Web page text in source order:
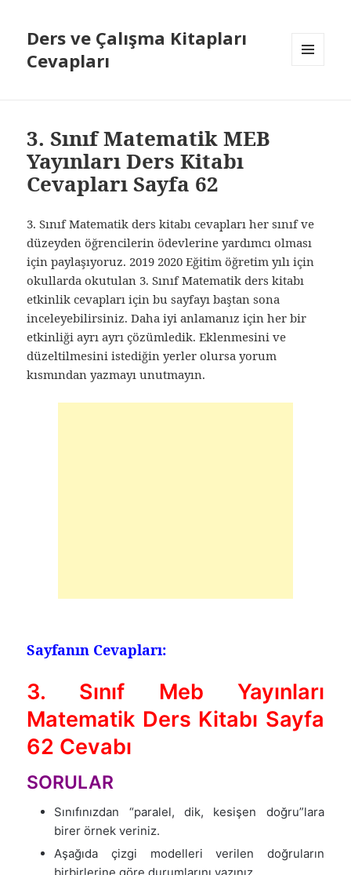
Ders ve Çalışma Kitapları
Cevapları
3. Sınıf Matematik MEB
Yayınları Ders Kitabı
Cevapları Sayfa 62
3. Sınıf Matematik ders kitabı cevapları her sınıf ve
düzeyden öğrencilerin ödevlerine yardımcı olması
için paylaşıyoruz. 2019 2020 Eğitim öğretim yılı için
okullarda okutulan 3. Sınıf Matematik ders kitabı
etkinlik cevapları için bu sayfayı baştan sona
inceleyebilirsiniz. Daha iyi anlamanız için her bir
etkinliği ayrı ayrı çözümledik. Eklenmesini ve
düzeltilmesini istediğin yerler olursa yorum
kısmından yazmayı unutmayın.
Sayfanın Cevapları:
3. Sınıf Meb Yayınları
Matematik Ders Kitabı Sayfa
62 Cevabı
SORULAR
Sınıfınızdan “paralel, dik, kesişen doğru”lara
birer örnek veriniz.
Aşağıda çizgi modelleri verilen doğruların